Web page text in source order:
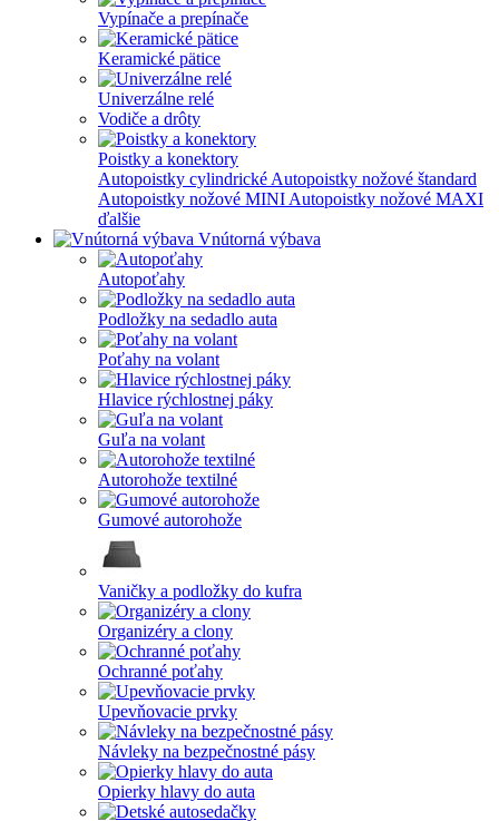
Vypínače a prepínače
Keramické pätice
Univerzálne relé
Vodiče a drôty
Poistky a konektory
Autopoistky cylindrické Autopoistky nožové štandard
Autopoistky nožové MINI Autopoistky nožové MAXI
ďalšie
Vnútorná výbava
Autopoťahy
Podložky na sedadlo auta
Poťahy na volant
Hlavice rýchlostnej páky
Guľa na volant
Autorohože textilné
Gumové autorohože
Vaničky a podložky do kufra
Organizéry a clony
Ochranné poťahy
Upevňovacie prvky
Návleky na bezpečnostné pásy
Opierky hlavy do auta